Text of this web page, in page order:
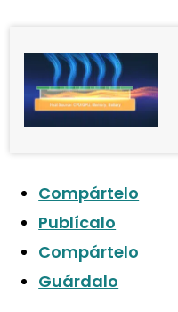
Compártelo
Publícalo
Compártelo
Guárdalo